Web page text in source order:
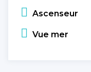
Ascenseur
Vue mer